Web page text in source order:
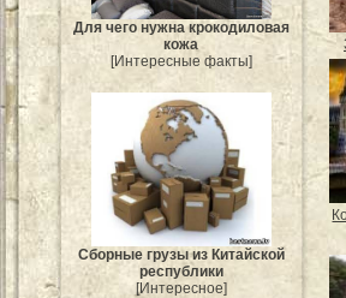
Для чего нужна крокодиловая
кожа
[Интересные факты]
Сборные грузы из Китайской
республики
[Интересное]